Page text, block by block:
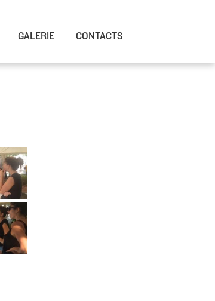
GALERIE CONTACTS